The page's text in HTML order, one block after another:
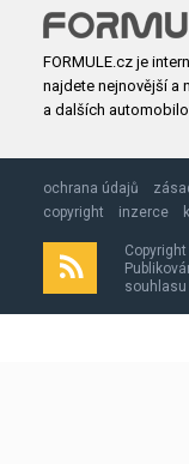
FORMULE.cz je
najdete nejnovější a
a dalších
ochrana údajů
copyright
inzerce
souhlasu